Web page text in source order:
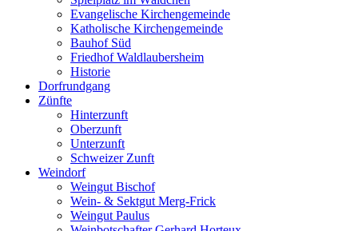
Evangelische Kirchengemeinde
Katholische Kirchengemeinde
Bauhof Süd
Friedhof Waldlaubersheim
Historie
Dorfrundgang
Zünfte
Hinterzunft
Oberzunft
Unterzunft
Schweizer Zunft
Weindorf
Weingut Bischof
Wein- & Sektgut Merg-Frick
Weingut Paulus